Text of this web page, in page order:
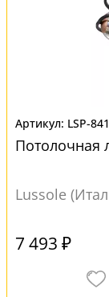
LSP-
Потолочная
Lussole
7 493 ₽